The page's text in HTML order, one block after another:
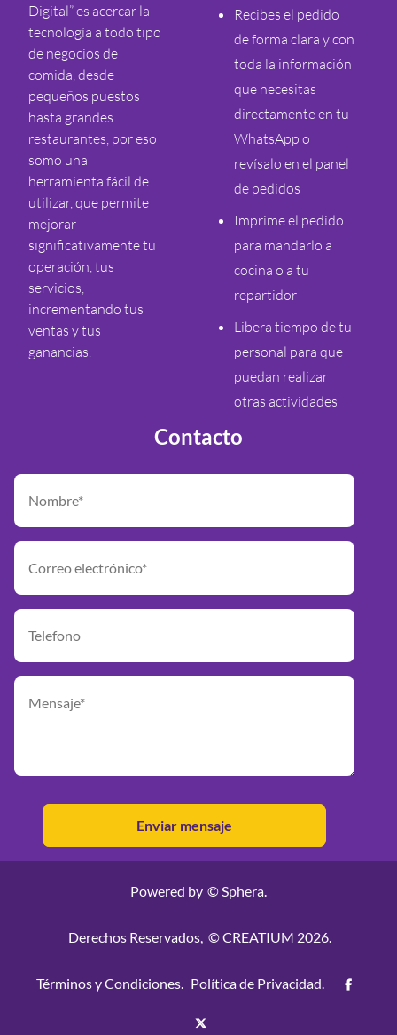
Digital” es acercar la
tecnología a todo tipo
de negocios de
comida, desde
pequeños puestos
hasta grandes
restaurantes, por eso
somo una
herramienta fácil de
utilizar, que permite
mejorar
significativamente tu
operación, tus
servicios,
incrementando tus
ventas y tus
ganancias.
Recibes el pedido
de forma clara y con
toda la información
que necesitas
directamente en tu
WhatsApp o
revísalo en el panel
de pedidos
Imprime el pedido
para mandarlo a
cocina o a tu
repartidor
Libera tiempo de tu
personal para que
puedan realizar
otras actividades
Contacto
Powered by © Sphera.
Derechos Reservados, © CREATIUM 2026.
Términos y Condiciones. Política de Privacidad.